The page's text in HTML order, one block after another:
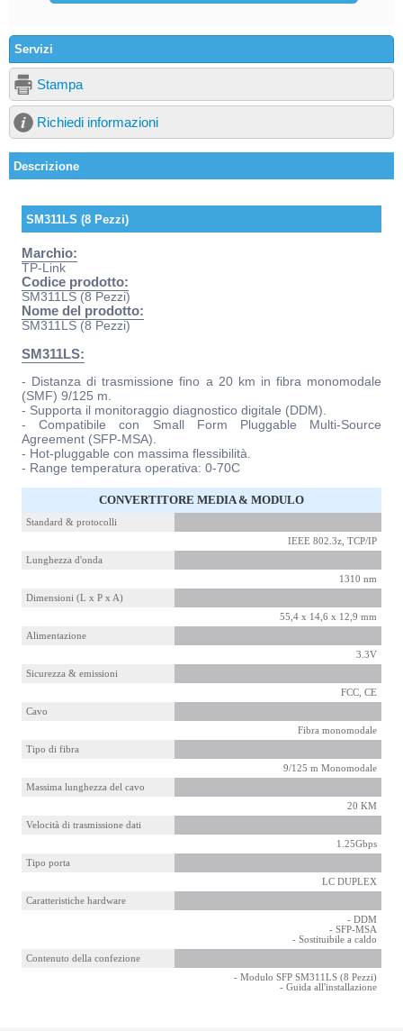
Servizi
Stampa
Richiedi informazioni
Descrizione
SM311LS (8 Pezzi)
Marchio:
TP-Link
Codice prodotto:
SM311LS (8 Pezzi)
Nome del prodotto:
SM311LS (8 Pezzi)
SM311LS:
- Distanza di trasmissione fino a 20 km in fibra monomodale
(SMF) 9/125 m.
- Supporta il monitoraggio diagnostico digitale (DDM).
- Compatibile con Small Form Pluggable Multi-Source
Agreement (SFP-MSA).
- Hot-pluggable con massima flessibilità.
- Range temperatura operativa: 0-70C
CONVERTITORE MEDIA & MODULO
Standard & protocolli
IEEE 802.3z, TCP/IP
Lunghezza d'onda
1310 nm
Dimensioni (L x P x A)
55,4 x 14,6 x 12,9 mm
Alimentazione
3.3V
Sicurezza & emissioni
FCC, CE
Cavo
Fibra monomodale
Tipo di fibra
9/125 m Monomodale
Massima lunghezza del cavo
20 KM
Velocità di trasmissione dati
1.25Gbps
Tipo porta
LC DUPLEX
Caratteristiche hardware
- DDM
- SFP-MSA
- Sostituibile a caldo
Contenuto della confezione
- Modulo SFP SM311LS (8 Pezzi)
- Guida all'installazione